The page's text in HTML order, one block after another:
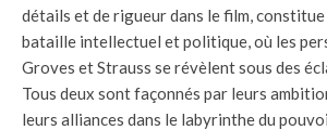
détails et de rigueur dans le film, constitue
bataille intellectuel et politique, où les
Groves et Strauss se révèlent sous des
Tous deux sont façonnés par leurs
leurs alliances dans le labyrinthe du